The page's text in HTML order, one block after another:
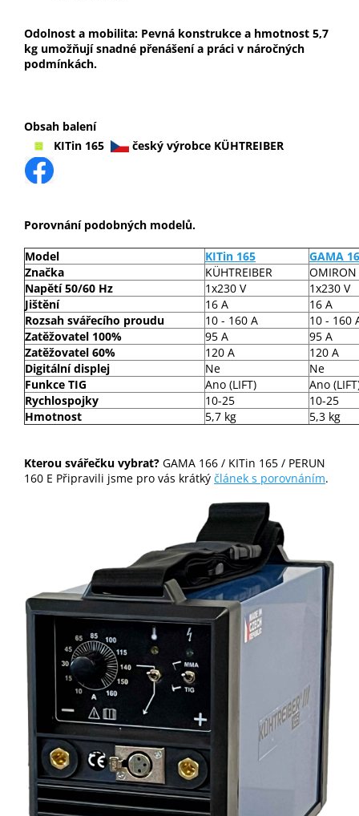
Odolnost a mobilita: Pevná konstrukce a hmotnost 5,7
kg umožňují snadné přenášení a práci v náročných
podmínkách.
Obsah balení
KITin 165
český výrobce KÜHTREIBER
Porovnání podobných modelů.
Model KITin 165
GAMA
Značka
KÜHTREIBER
OMIRON
Napětí 50/60 Hz
1x230 V
1x230 V
Jištění
16 A
16 A
Rozsah svářecího proudu
10 - 160 A
10 - 160
Zatěžovatel 100%
95 A
95 A
Zatěžovatel 60%
120 A
120 A
Digitální displej
Ne
Ne
Funkce TIG
Ano (LIFT)
Ano
Rychlospojky
10-25
10-25
Hmotnost
5,7 kg 5,3 kg
Kterou svářečku vybrat? GAMA 166 / KITin 165 / PERUN
160 E Připravili jsme pro vás krátký článek s porovnáním.